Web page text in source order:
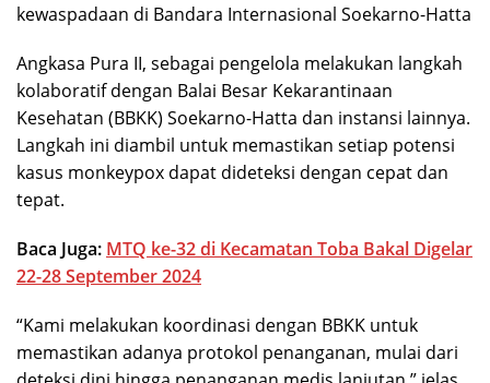
kewaspadaan di Bandara Internasional Soekarno-Hatta
Angkasa Pura II, sebagai pengelola melakukan langkah
kolaboratif dengan Balai Besar Kekarantinaan
Kesehatan (BBKK) Soekarno-Hatta dan instansi lainnya.
Langkah ini diambil untuk memastikan setiap potensi
kasus monkeypox dapat dideteksi dengan cepat dan
tepat.
Baca Juga: MTQ ke-32 di Kecamatan Toba Bakal Digelar
22-28 September 2024
“Kami melakukan koordinasi dengan BBKK untuk
memastikan adanya protokol penanganan, mulai dari